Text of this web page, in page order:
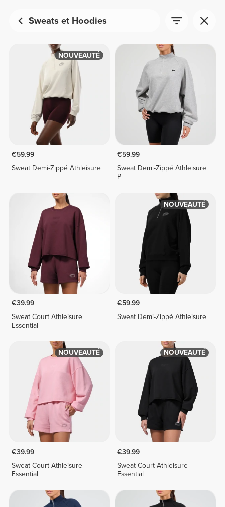
Sweats et Hoodies
NOUVEAUTÉ
€59.99
Sweat Demi-Zippé Athleisure
€59.99
Sweat Demi-Zippé Athleisure
P
€39.99
Sweat Court Athleisure
Essential
NOUVEAUTÉ
€59.99
Sweat Demi-Zippé Athleisure
NOUVEAUTÉ
€39.99
Sweat Court Athleisure
Essential
NOUVEAUTÉ
€39.99
Sweat Court Athleisure
Essential